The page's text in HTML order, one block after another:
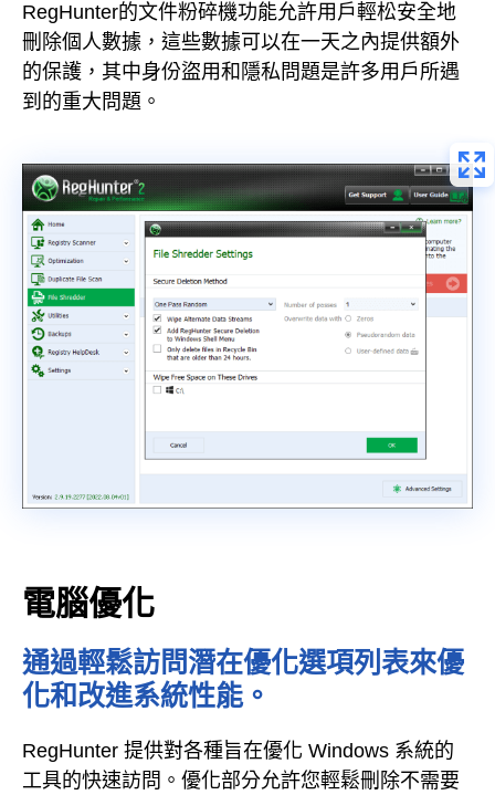
RegHunter的文件粉碎機功能允許用戶輕松安全地
刪除個人數據，這些數據可以在一天之內提供額外
的保護，其中身份盜用和隱私問題是許多用戶所遇
到的重大問題。
電腦優化
通過輕鬆訪問潛在優化選項列表來優
化和改進系統性能。
RegHunter 提供對各種旨在優化 Windows 系統的
工具的快速訪問。優化部分允許您輕鬆刪除不需要